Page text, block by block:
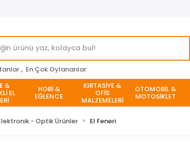
, En Çok Oylananlar
&
EL HOBİ &
EĞLENCE
KIRTASİYE &
OFİS
MALZEMELERİ
OTOMOBİL &
MOTOSİKLET
- Optik Ürünler El Feneri